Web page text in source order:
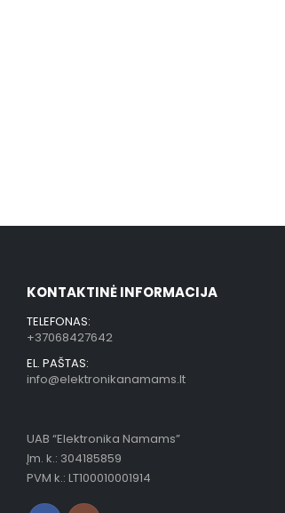
KONTAKTINĖ INFORMACIJA
TELEFONAS:
+37068427642
EL. PAŠTAS:
info@elektronikanamams.lt
UAB “Elektronika Namams”
Įm. k.: 304185859
PVM k.: LT100010001914